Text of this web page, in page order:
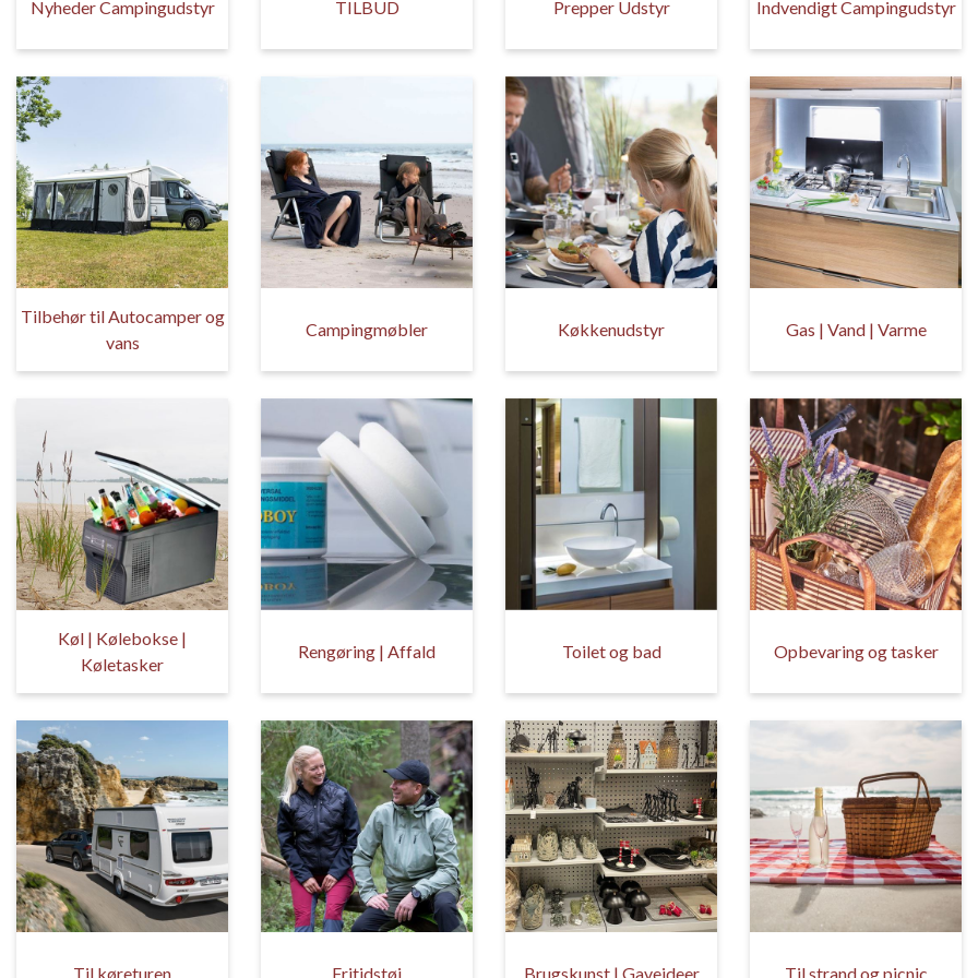
Nyheder Campingudstyr TILBUD Prepper Udstyr Indvendigt Campingudstyr
Tilbehør til Autocamper og
vans
Campingmøbler Køkkenudstyr Gas | Vand | Varme
Køl | Kølebokse |
Køletasker
Rengøring | Affald Toilet og bad Opbevaring og tasker
Til køreturen Fritidstøj Brugskunst | Gaveideer Til strand og picnic